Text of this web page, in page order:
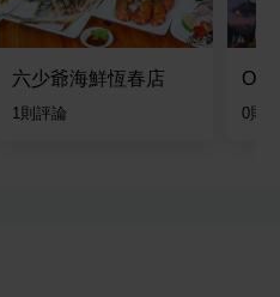
六少爺海鮮恆春店
1則評論
O2
0則